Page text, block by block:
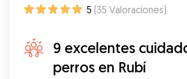
5 (35 Valoraciones)
9 excelentes
perros en Rubí